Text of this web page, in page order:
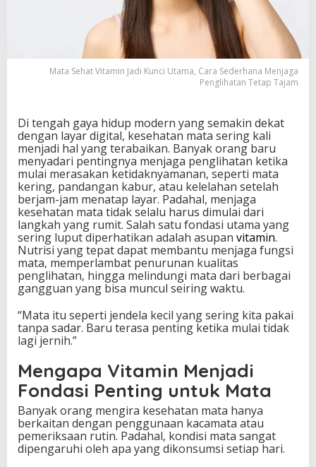
u
n
i
U
t
,
C
a
r
a
S
e
d
e
r
h
a
n
a
e
n
g
a
P
e
n
g
i
Mata Sehat Vitamin Jadi Kunci Utama, Cara Sederhana Menjaga
Penglihatan Tetap Tajam
Di tengah gaya hidup modern yang semakin dekat
dengan layar digital, kesehatan mata sering kali
menjadi hal yang terabaikan. Banyak orang baru
menyadari pentingnya menjaga penglihatan ketika
mulai merasakan ketidaknyamanan, seperti mata
kering, pandangan kabur, atau kelelahan setelah
berjam-jam menatap layar. Padahal, menjaga
kesehatan mata tidak selalu harus dimulai dari
langkah yang rumit. Salah satu fondasi utama yang
sering luput diperhatikan adalah asupan vitamin.
Nutrisi yang tepat dapat membantu menjaga fungsi
mata, memperlambat penurunan kualitas
penglihatan, hingga melindungi mata dari berbagai
gangguan yang bisa muncul seiring waktu.
“Mata itu seperti jendela kecil yang sering kita pakai
tanpa sadar. Baru terasa penting ketika mulai tidak
lagi jernih.”
Mengapa Vitamin Menjadi
Fondasi Penting untuk Mata
Banyak orang mengira kesehatan mata hanya
berkaitan dengan penggunaan kacamata atau
pemeriksaan rutin. Padahal, kondisi mata sangat
dipengaruhi oleh apa yang dikonsumsi setiap hari.